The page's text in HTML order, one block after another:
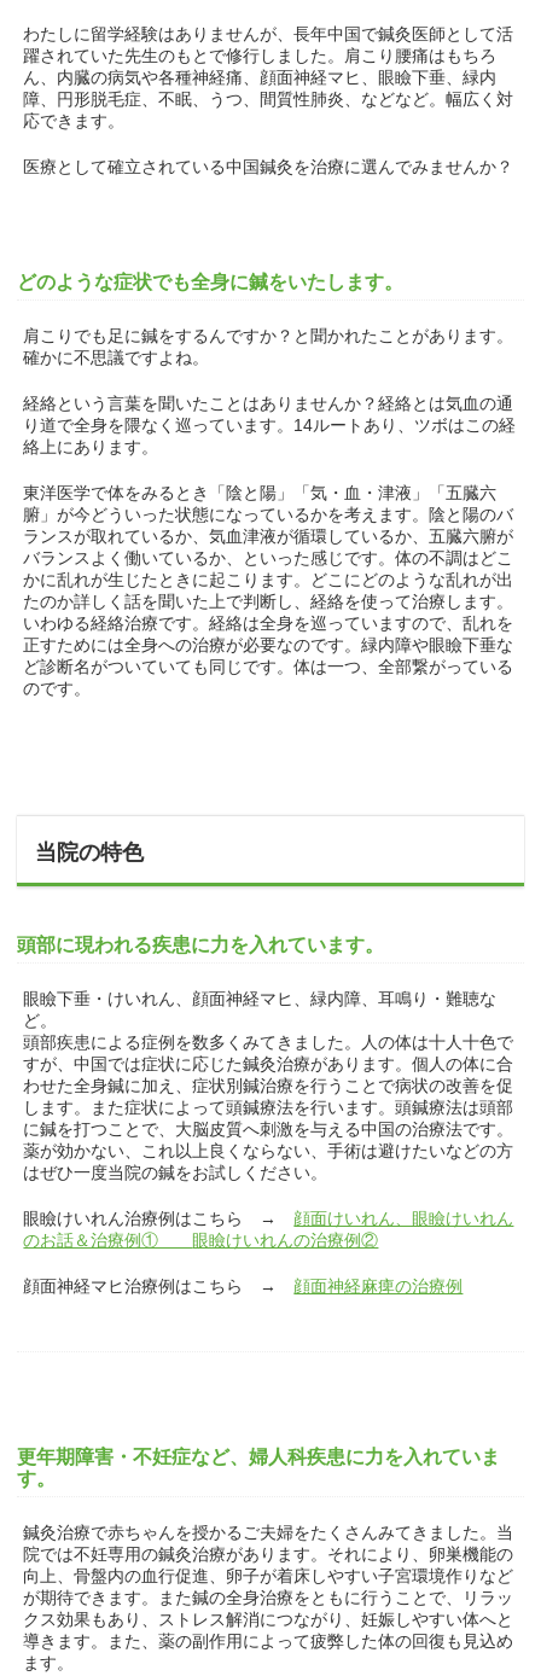
わたしに留学経験はありませんが、長年中国で鍼灸医師として活
躍されていた先生のもとで修行しました。肩こり腰痛はもちろ
ん、内臓の病気や各種神経痛、顔面神経マヒ、眼瞼下垂、緑内
障、円形脱毛症、不眠、うつ、間質性肺炎、などなど。幅広く対
応できます。
医療として確立されている中国鍼灸を治療に選んでみませんか？
どのような症状でも全身に鍼をいたします。
肩こりでも足に鍼をするんですか？と聞かれたことがあります。
確かに不思議ですよね。
経絡という言葉を聞いたことはありませんか？経絡とは気血の通
り道で全身を隈なく巡っています。14ルートあり、ツボはこの経
絡上にあります。
東洋医学で体をみるとき「陰と陽」「気・血・津液」「五臓六
腑」が今どういった状態になっているかを考えます。陰と陽のバ
ランスが取れているか、気血津液が循環しているか、五臓六腑が
バランスよく働いているか、といった感じです。体の不調はどこ
かに乱れが生じたときに起こります。どこにどのような乱れが出
たのか詳しく話を聞いた上で判断し、経絡を使って治療します。
いわゆる経絡治療です。経絡は全身を巡っていますので、乱れを
正すためには全身への治療が必要なのです。緑内障や眼瞼下垂な
ど診断名がついていても同じです。体は一つ、全部繋がっている
のです。
当院の特色
頭部に現われる疾患に力を入れています。
眼瞼下垂・けいれん、顔面神経マヒ、緑内障、耳鳴り・難聴な
ど。
頭部疾患による症例を数多くみてきました。人の体は十人十色で
すが、中国では症状に応じた鍼灸治療があります。個人の体に合
わせた全身鍼に加え、症状別鍼治療を行うことで病状の改善を促
します。また症状によって頭鍼療法を行います。頭鍼療法は頭部
に鍼を打つことで、大脳皮質へ刺激を与える中国の治療法です。
薬が効かない、これ以上良くならない、手術は避けたいなどの方
はぜひ一度当院の鍼をお試しください。
眼瞼けいれん治療例はこちら → 顔面けいれん、眼瞼けいれん
のお話＆治療例① 眼瞼けいれんの治療例②
顔面神経マヒ治療例はこちら → 顔面神経麻痺の治療例
更年期障害・不妊症など、婦人科疾患に力を入れていま
す。
鍼灸治療で赤ちゃんを授かるご夫婦をたくさんみてきました。当
院では不妊専用の鍼灸治療があります。それにより、卵巣機能の
向上、骨盤内の血行促進、卵子が着床しやすい子宮環境作りなど
が期待できます。また鍼の全身治療をともに行うことで、リラッ
クス効果もあり、ストレス解消につながり、妊娠しやすい体へと
導きます。また、薬の副作用によって疲弊した体の回復も見込め
ます。